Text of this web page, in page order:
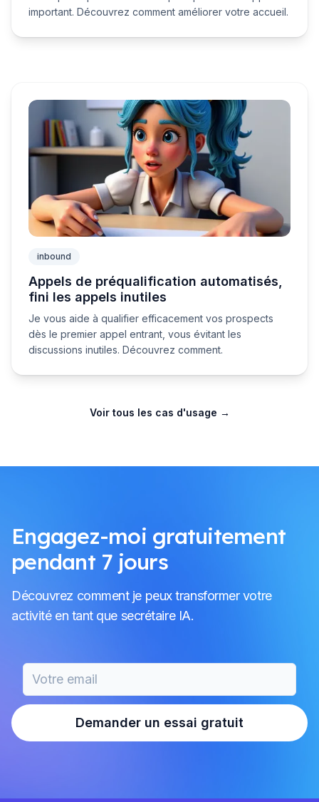
important. Découvrez comment améliorer votre accueil.
inbound
Appels de préqualification automatisés,
fini les appels inutiles
Je vous aide à qualifier efficacement vos prospects
dès le premier appel entrant, vous évitant les
discussions inutiles. Découvrez comment.
Voir tous les cas d'usage →
Engagez-moi gratuitement
pendant 7 jours
Découvrez comment je peux transformer votre
activité en tant que secrétaire IA.
Demander un essai gratuit